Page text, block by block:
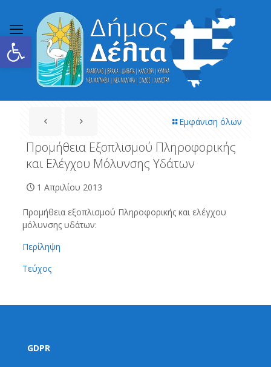
Ανοίξτε τη γραμμή εργαλείων
Εμφάνιση όλων
Προμήθεια Εξοπλισμού Πληροφορικής
και Ελέγχου Μόλυνσης Υδάτων
1 Απριλίου 2013
Προμήθεια εξοπλισμού Πληροφορικής και ελέγχου
μόλυνσης υδάτων:
Περίληψη
Τεύχος
GDPR